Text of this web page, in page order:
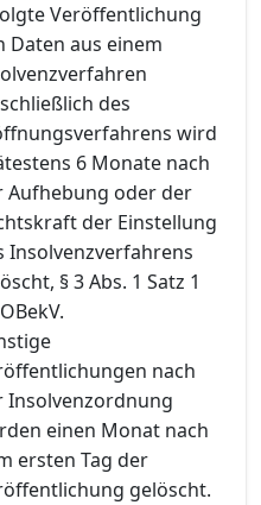
Veröffentlichung
Daten aus einem
des
wird
6 Monate nach
Aufhebung oder der
der Einstellung
Insolvenzverfahrens
§ 3 Abs. 1 Satz 1
nach
Insolvenzordnung
einen Monat nach
ersten Tag der
gelöscht.